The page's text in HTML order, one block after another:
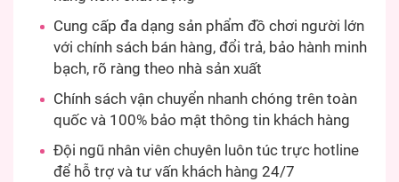
Cung cấp đa dạng sản phẩm đồ chơi người lớn
với chính sách bán hàng, đổi trả, bảo hành minh
bạch, rõ ràng theo nhà sản xuất
Chính sách vận chuyển nhanh chóng trên toàn
quốc và 100% bảo mật thông tin khách hàng
Đội ngũ nhân viên chuyên luôn túc trực hotline
để hỗ trợ và tư vấn khách hàng 24/7